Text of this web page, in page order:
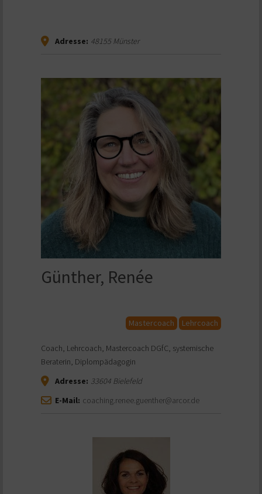
Adresse: 48155Münster
Günther, Renée
Mastercoach Lehrcoach
Coach, Lehrcoach, Mastercoach DGfC, systemische
Beraterin, Diplompädagogin
Adresse: 33604 Bielefeld
E-Mail: coaching.renee.guenther@arcor.de